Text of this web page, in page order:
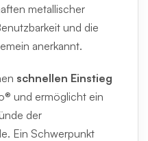
metallischer
und die
anerkannt.
schnellen Einstieg
und ermöglicht ein
der
Ein Schwerpunkt